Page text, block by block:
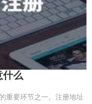
什么
重要环节之一。注册地址